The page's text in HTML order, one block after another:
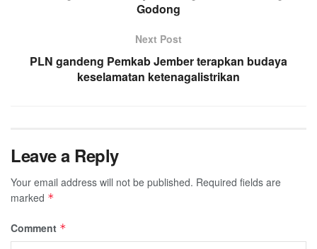
Godong
Next Post
PLN gandeng Pemkab Jember terapkan budaya
keselamatan ketenagalistrikan
Leave a Reply
Your email address will not be published. Required fields are
marked *
Comment *